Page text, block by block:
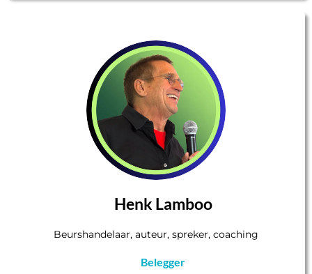
Henk Lamboo
Beurshandelaar, auteur, spreker, coaching
Belegger